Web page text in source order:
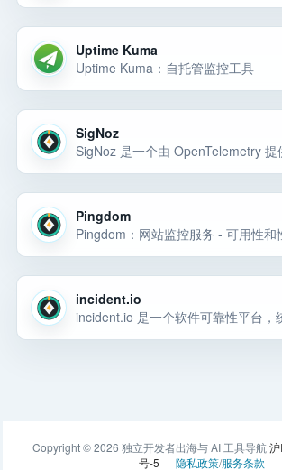
Uptime Kuma
Uptime Kuma：自托管监控工具
SigNoz
Pingdom
Pingdom：网站监控服务 - 可用性和
incident.io
Copyright © 2026 独立开发者出海与 AI 工具导航
号-5
隐私政策/服务条款